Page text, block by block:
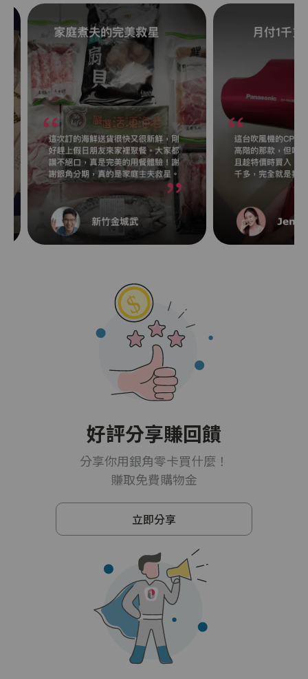
好評分享賺回饋
分享你用銀角零卡買什麼！
賺取免費購物金
立即分享